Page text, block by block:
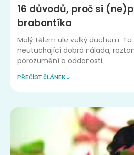
16 důvodů, proč si
brabantíka
Malý tělem ale velký duchem. To
neutuchající dobrá nálada,
porozumění a oddanosti.
PŘEČÍST ČLÁNEK »